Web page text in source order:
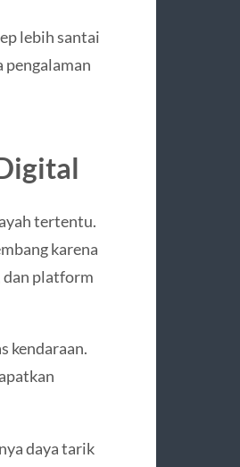
lebih santai
pengalaman
tertentu.
karena
dan platform
kendaraan.
daya tarik